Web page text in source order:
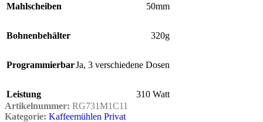
Mahlscheiben 50mm
Bohnenbehälter 320g
ProgrammierbarJa, 3 verschiedene Dosen
Leistung
310 Watt
Artikelnummer: RG731M1C11
Kategorie: Kaffeemühlen Privat